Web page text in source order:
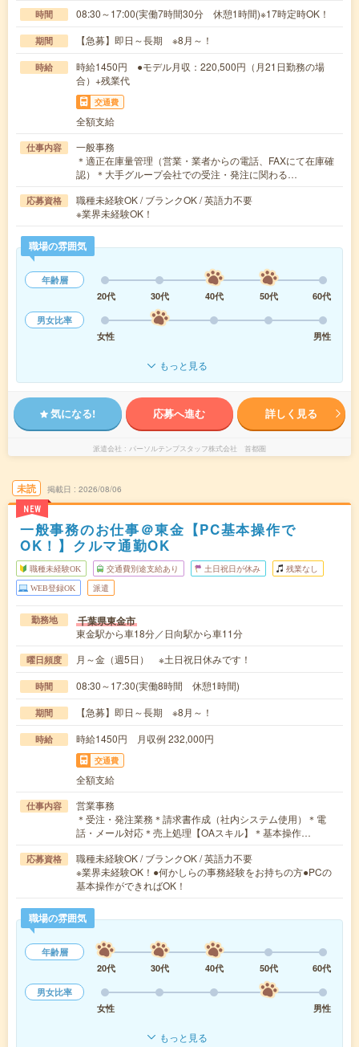
時間 08:30～17:00(実働7時間30分 休憩1時間)※17時定時OK！
期間 【急募】即日～長期 ※8月～！
時給
時給1450円 ●モデル月収：220,500円（月21日勤務の場
合）+残業代
交通費
全額支給
仕事内容
一般事務
＊適正在庫量管理（営業・業者からの電話、FAXにて在庫確
認）＊大手グループ会社での受注・発注に関わる…
応募資格
職種未経験OK / ブランクOK / 英語力不要
※業界未経験OK！
職場の雰囲気
年齢層
20代
30代 40代 50代
60代
男女比率
女性
男性
もっと見る
気になる! 応募へ進む 詳しく見る
派遣会社 パーソルテンプスタッフ株式会社 首都圏
未読
NEW
掲載日 2026/08/06
一般事務のお仕事＠東金【PC基本操作で
OK！】クルマ通勤OK
職種未経験OK 交通費別途支給あり 土日祝日が休み 残業なし
WEB登録OK 派遣
勤務地 千葉県東金市
東金駅から車18分／日向駅から車11分
曜日頻度 月～金（週5日） ※土日祝日休みです！
時間 08:30～17:30(実働8時間 休憩1時間)
期間 【急募】即日～長期 ※8月～！
時給 時給1450円 月収例 232,000円
交通費
全額支給
仕事内容
営業事務
＊受注・発注業務＊請求書作成（社内システム使用）＊電
話・メール対応＊売上処理【OAスキル】＊基本操作…
応募資格
職種未経験OK / ブランクOK / 英語力不要
※業界未経験OK！●何かしらの事務経験をお持ちの方●PCの
基本操作ができればOK！
職場の雰囲気
年齢層
20代
30代 40代 50代
60代
男女比率
女性
男性
もっと見る